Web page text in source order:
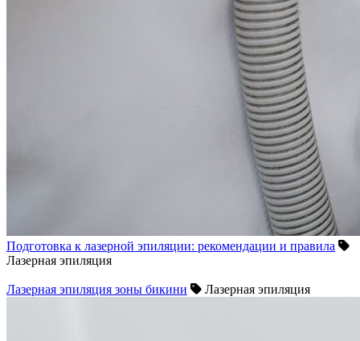
Подготовка к лазерной эпиляции: рекомендации и правила
Лазерная эпиляция
Лазерная эпиляция зоны бикини Лазерная эпиляция